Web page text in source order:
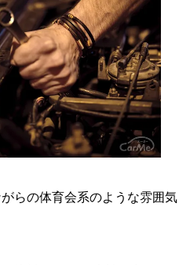
らの体育会系のような雰囲気